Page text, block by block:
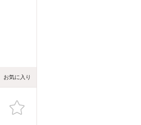
お気に入り